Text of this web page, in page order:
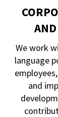
We work
language
and